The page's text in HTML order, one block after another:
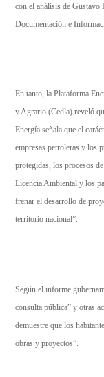
con el análisis de Gustavo
Documentación e
En tanto, la Plataforma
y Agrario (Cedla) reveló
Energía señala que el
empresas petroleras y los
protegidas, los procesos
Licencia Ambiental y los
frenar el desarrollo de
territorio nacional”.
Según el informe
consulta pública” y otras
demuestre que los
obras y proyectos”.